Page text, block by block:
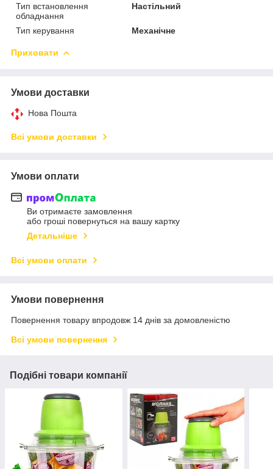
Тип встановлення
обладнання
Настільний
Тип керування Механічне
Приховати
Умови доставки
Нова Пошта
Всі умови доставки
Умови оплати
Ви отримаєте замовлення
або гроші повернуться на вашу картку
Детальніше
Всі умови оплати
Умови повернення
Повернення товару впродовж 14 днів за домовленістю
Всі умови повернення
Подібні товари компанії